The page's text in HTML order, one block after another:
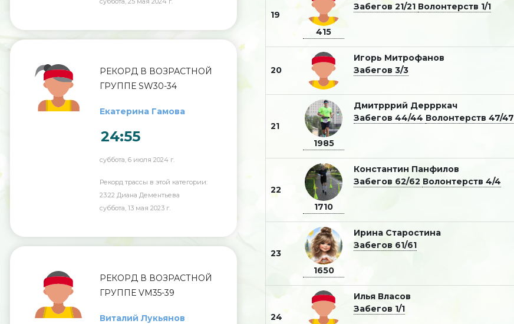
РЕКОРД В ВОЗРАСТНОЙ
ГРУППЕ SW30-34
Екатерина Гамова
24:55
суббота, 6 июля 2024 г.
Рекорд трассы в этой категории:
23:22 Диана Дементьева
суббота, 13 мая 2023 г.
РЕКОРД В ВОЗРАСТНОЙ
ГРУППЕ VM35-39
Виталий Лукьянов
19
415
Забегов 21/21 Волонтерств 1/1
20
Игорь Митрофанов
Забегов 3/3
21
1985
Дмитрррий Деррркач
Забегов 44/44 Волонтерств 47/47
22
1710
Константин Панфилов
Забегов 62/62 Волонтерств 4/4
23
1650
Ирина Старостина
Забегов 61/61
24
Илья Власов
Забегов 1/1